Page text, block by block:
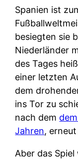
Spanien ist
besiegten sie
Niederländer
des Tages
einer letzten
dem
ins Tor zu
nach dem
Jahren,
Aber das